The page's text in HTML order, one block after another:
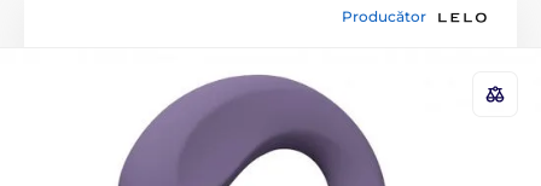
Producător